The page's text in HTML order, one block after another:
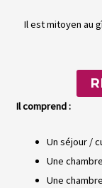
Il est mitoyen au
Il comprend :
Un séjour /
Une
Une